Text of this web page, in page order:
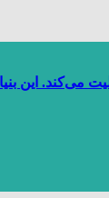
می‌کند. این